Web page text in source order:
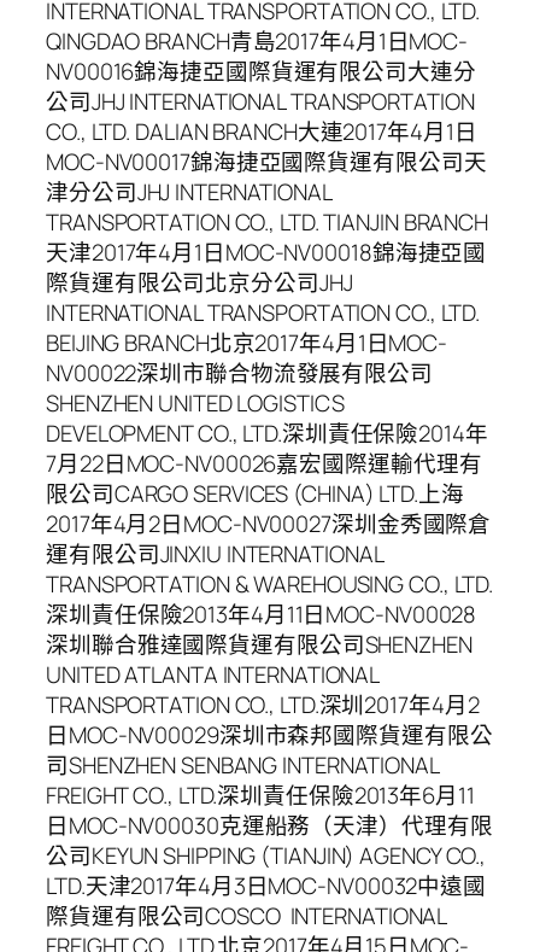
INTERNATIONAL TRANSPORTATION CO., LTD.
QINGDAO BRANCH青島2017年4月1日MOC-
NV00016錦海捷亞國際貨運有限公司大連分
公司JHJ INTERNATIONAL TRANSPORTATION
CO., LTD. DALIAN BRANCH大連2017年4月1日
MOC-NV00017錦海捷亞國際貨運有限公司天
津分公司JHJ INTERNATIONAL
TRANSPORTATION CO., LTD. TIANJIN BRANCH
天津2017年4月1日MOC-NV00018錦海捷亞國
際貨運有限公司北京分公司JHJ
INTERNATIONAL TRANSPORTATION CO., LTD.
BEIJING BRANCH北京2017年4月1日MOC-
NV00022深圳市聯合物流發展有限公司
SHENZHEN UNITED LOGISTICS
DEVELOPMENT CO., LTD.深圳責任保險2014年
7月22日MOC-NV00026嘉宏國際運輸代理有
限公司CARGO SERVICES (CHINA) LTD.上海
2017年4月2日MOC-NV00027深圳金秀國際倉
運有限公司JINXIU INTERNATIONAL
TRANSPORTATION & WAREHOUSING CO., LTD.
深圳責任保險2013年4月11日MOC-NV00028
深圳聯合雅達國際貨運有限公司SHENZHEN
UNITED ATLANTA INTERNATIONAL
TRANSPORTATION CO., LTD.深圳2017年4月2
日MOC-NV00029深圳市森邦國際貨運有限公
司SHENZHEN SENBANG INTERNATIONAL
FREIGHT CO., LTD.深圳責任保險2013年6月11
日MOC-NV00030克運船務（天津）代理有限
公司KEYUN SHIPPING (TIANJIN) AGENCY CO.,
LTD.天津2017年4月3日MOC-NV00032中遠國
際貨運有限公司COSCO INTERNATIONAL